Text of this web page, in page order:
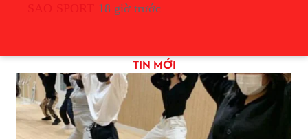
18 giờ trước
TIN MỚI